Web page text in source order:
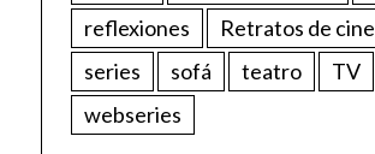
reflexiones
Retratos de cine
series
sofá teatro TV
webseries